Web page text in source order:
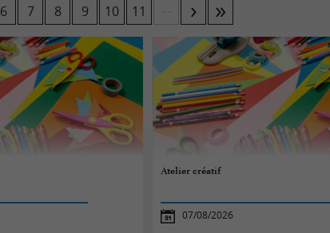
6 7 8 9 10 11
Atelier créatif
07/08/2026